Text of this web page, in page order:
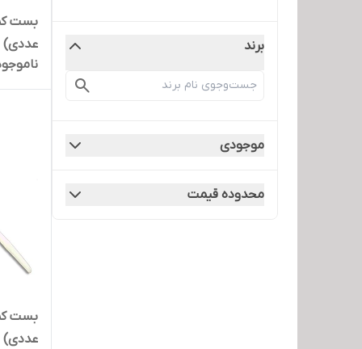
برند
موجودی
محدوده قیمت
عددی)
عددی)